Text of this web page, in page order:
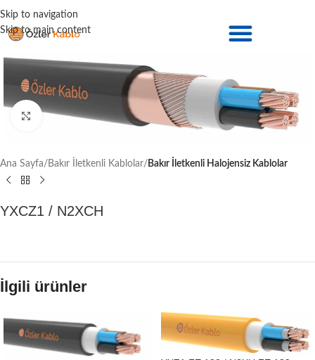
Skip to navigation
Skip to main content
Büyütmek için tıklayın
Ana Sayfa Bakır İletkenli Kablolar Bakır İletkenli Halojensiz Kablolar
YXCZ1 / N2XCH
İlgili ürünler